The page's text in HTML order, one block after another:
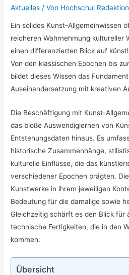
Aktuelles / Von Hochschul Redaktion
Ein solides Kunst-Allgemeinwissen
reicheren Wahrnehmung kultureller
einen differenzierten Blick auf
Von den klassischen Epochen bis
bildet dieses Wissen das
Auseinandersetzung mit kreativen
Die Beschäftigung mit Kunst-
das bloße Auswendiglernen von
Entstehungsdaten hinaus. Es
historische Zusammenhänge,
kulturelle Einflüsse, die das
verschiedener Epochen prägten.
Kunstwerke in ihrem jeweiligen
Bedeutung für die damalige sowie
Gleichzeitig schärft es den Blick für
technische Fertigkeiten, die in den
kommen.
Übersicht